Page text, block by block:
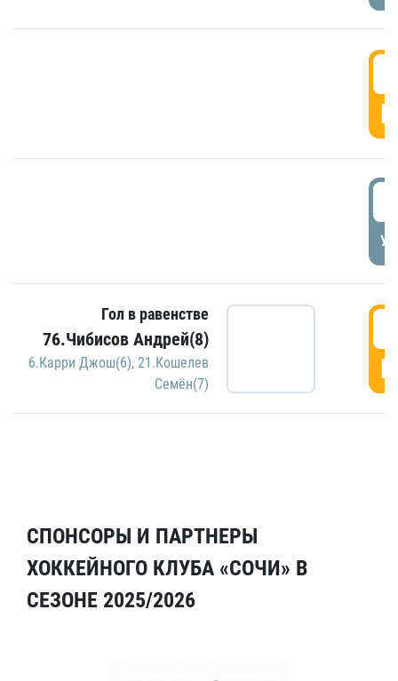
Гол в равенстве
76.Чибисов Андрей(8)
6.Карри Джош(6), 21.Кошелев
Семён(7)
СПОНСОРЫ И ПАРТНЕРЫ
ХОККЕЙНОГО КЛУБА «СОЧИ» В
СЕЗОНЕ 2025/2026